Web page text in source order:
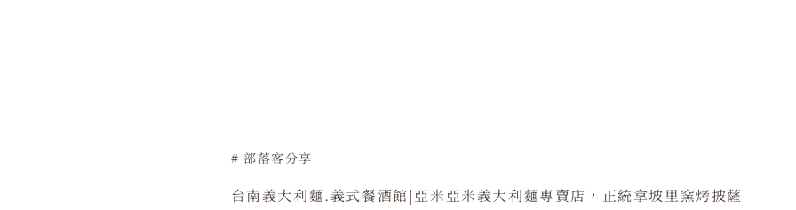
部落客分享
台南義大利麵.義式餐酒館|亞米亞米義大利麵專賣店，正統拿坡里窯烤披薩